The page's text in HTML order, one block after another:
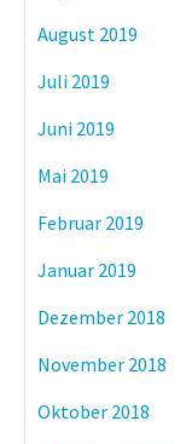
August 2019
Juli 2019
Juni 2019
Mai 2019
Februar 2019
Januar 2019
Dezember 2018
November 2018
Oktober 2018